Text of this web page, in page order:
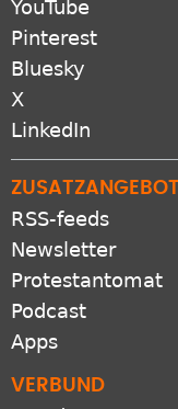
Pinterest
Bluesky
X
LinkedIn
RSS-feeds
Newsletter
Protestantomat
Podcast
Apps
GEP.de